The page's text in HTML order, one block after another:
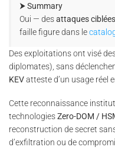
⮞ Summary
Oui — desattaques ciblées
faille figure dans le
Des exploitations ont visé
diplomates), sans
KEVatteste d’un usage réel
Cette reconnaissance
technologiesZero-DOM /
reconstruction de secret
d’exfiltration ou de